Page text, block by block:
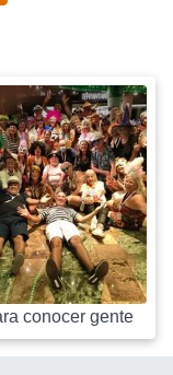
conocer gente